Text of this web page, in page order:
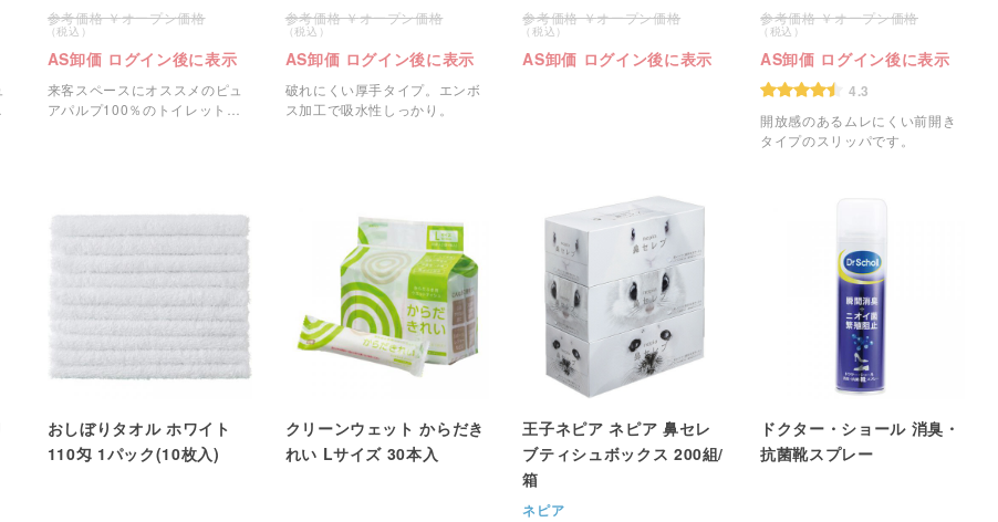
オープン価格
AS卸価 ログイン後に表示
来客スペースにオススメのピュ
アパルプ100％のトイレットペ
オープン価格
AS卸価 ログイン後に表示
破れにくい厚手タイプ。エンボ
ス加工で吸水性しっかり。
オープン価格
AS卸価 ログイン後に表示
オープン価格
AS卸価 ログイン後に表示
4.3
開放感のあるムレにくい前開き
タイプのスリッパです。
おしぼりタオル ホワイト
110匁 1パック(10枚入)
クリーンウェット からだき
れい Lサイズ 30本入
王子ネピア ネピア 鼻セレ
ブティシュボックス 200組/
箱
ネピア
ドクター・ショール 消臭・
抗菌靴スプレー